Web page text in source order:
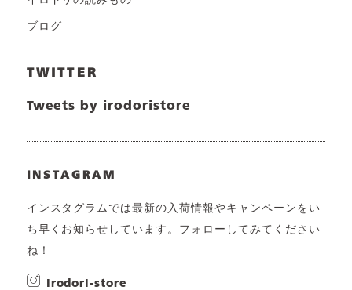
ブログ
TWITTER
Tweets by irodoristore
INSTAGRAM
インスタグラムでは最新の入荷情報やキャンペーンをい
ち早くお知らせしています。フォローしてみてください
ね！
irodori-store